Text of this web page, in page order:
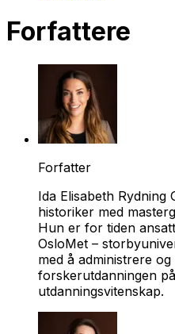
Forfattere
Forfatter
Ida Elisabeth Rydning
historiker med
Hun er for tiden
OsloMet –
med å administrere
forskerutdanningen
utdanningsvitenskap.